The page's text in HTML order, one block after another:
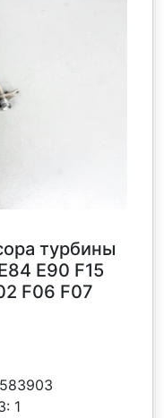
турбины
E90 F15
F06 F07
1